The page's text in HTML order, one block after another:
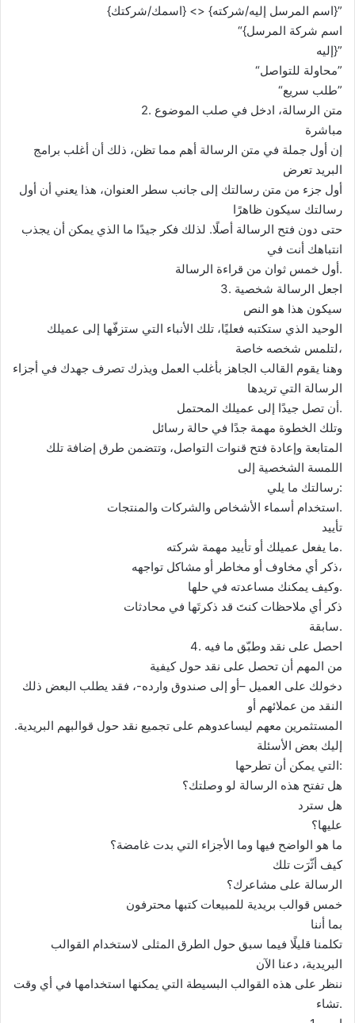
{اسمك/شركتك} <> {اسم المرسل إليه/شركته}”
“{اسم شركة المرسل
إليه}”
“محاولة للتواصل”
“طلب سريع”
2. متن الرسالة، ادخل في صلب الموضوع
مباشرة
إن أول جملة في متن الرسالة أهم مما تظن، ذلك أن أغلب برامج
البريد تعرض
أول جزء من متن رسالتك إلى جانب سطر العنوان، هذا يعني أن أول
رسالتك سيكون ظاهرًا
حتى دون فتح الرسالة أصلًا. لذلك فكر جيدًا ما الذي يمكن أن يجذب
انتباهك أنت في
أول خمس ثوان من قراءة الرسالة.
3. اجعل الرسالة شخصية
سيكون هذا هو النص
الوحيد الذي ستكتبه فعليًا، تلك الأنباء التي ستزفّها إلى عميلك
لتلمس شخصه خاصة،
وهنا يقوم القالب الجاهز بأغلب العمل ويذرك تصرف جهدك في أجزاء
الرسالة التي تريدها
أن تصل جيدًا إلى عميلك المحتمل.
وتلك الخطوة مهمة جدًا في حالة رسائل
المتابعة وإعادة فتح قنوات التواصل، وتتضمن طرق إضافة تلك
اللمسة الشخصية إلى
رسالتك ما يلي:
استخدام أسماء الأشخاص والشركات والمنتجات.
تأييد
ما يفعل عميلك أو تأييد مهمة شركته.
ذكر أي مخاوف أو مخاطر أو مشاكل تواجهه،
وكيف يمكنك مساعدته في حلها.
ذكر أي ملاحظات كنتَ قد ذكرتَها في محادثات
سابقة.
4. احصل على نقد وطبّق ما فيه
من المهم أن تحصل على نقد حول كيفية
دخولك على العميل –أو إلى صندوق وارده-، فقد يطلب البعض ذلك
النقد من عملائهم أو
المستثمرين معهم ليساعدوهم على تجميع نقد حول قوالبهم البريدية.
إليك بعض الأسئلة
التي يمكن أن تطرحها:
هل تفتح هذه الرسالة لو وصلتك؟
هل سترد
عليها؟
ما هو الواضح فيها وما الأجزاء التي بدت غامضة؟
كيف أثّرَت تلك
الرسالة على مشاعرك؟
خمس قوالب بريدية للمبيعات كتبها محترفون
بما أننا
تكلمنا قليلًا فيما سبق حول الطرق المثلى لاستخدام القوالب
البريدية، دعنا الآن
ننظر على هذه القوالب البسيطة التي يمكنها استخدامها في أي وقت
تشاء.